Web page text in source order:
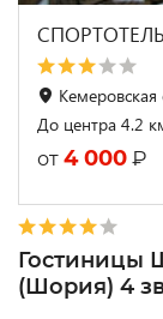
До центра 4.2
от 4 000 ₽
Гостиницы
(Шория) 4